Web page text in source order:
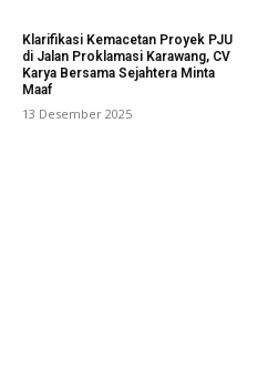
Klarifikasi Kemacetan Proyek PJU
di Jalan Proklamasi Karawang, CV
Karya Bersama Sejahtera Minta
Maaf
13 Desember 2025